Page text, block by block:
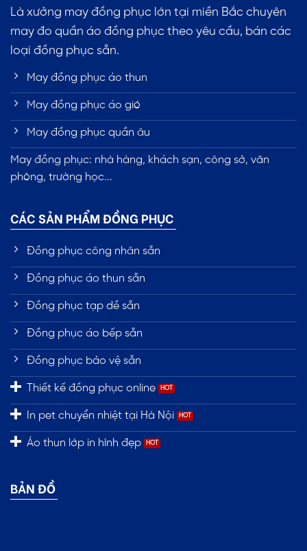
Là xưởng may đồng phục lớn tại miền Bắc chuyên
may đo quần áo đồng phục theo yêu cầu, bán các
loại đồng phục sẵn.
May đồng phục áo thun
May đồng phục áo gió
May đồng phục quần âu
May đồng phục: nhà hàng, khách sạn, công sở, văn
phòng, trường học...
CÁC SẢN PHẨM ĐỒNG PHỤC
Đồng phục công nhân sẵn
Đồng phục áo thun sẵn
Đồng phục tạp dề sẵn
Đồng phục áo bếp sẵn
Đồng phục bảo vệ sẵn
Thiết kế đồng phục online
In pet chuyển nhiệt tại Hà Nội
Áo thun lớp in hình đẹp
BẢN ĐỒ